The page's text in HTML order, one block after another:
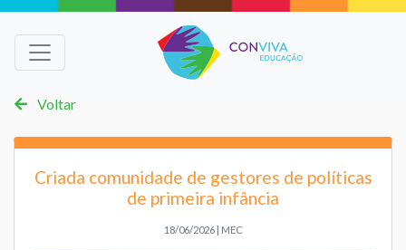
Voltar
Criada comunidade de gestores de políticas
de primeira infância
18/06/2026 | MEC